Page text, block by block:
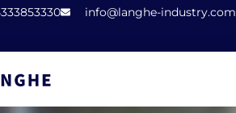
info@langhe-industry.com